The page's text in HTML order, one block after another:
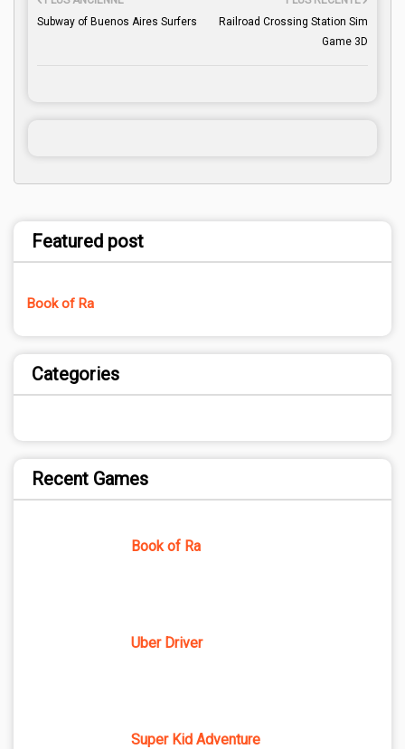
Railroad Crossing Station Sim
Game 3D
Subway of Buenos Aires Surfers
Featured post
Book of Ra
Categories
Recent Games
Book of Ra
Uber Driver
Super Kid Adventure